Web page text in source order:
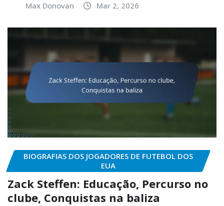
Max Donovan Mar 2, 2026
BIOGRAFIAS DOS JOGADORES DE FUTEBOL DOS
EUA
Zack Steffen: Educação, Percurso no
clube, Conquistas na baliza